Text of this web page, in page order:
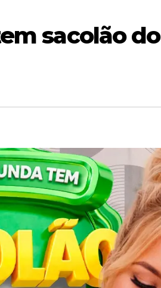
sacolão do